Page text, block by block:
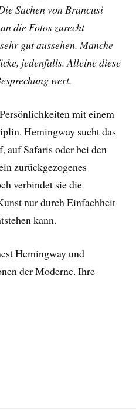
Sachen von Brancusi
die Fotos zurecht
gut aussehen. Manche
jedenfalls. Alleine diese
wert.
mit einem
Hemingway sucht das
auf Safaris oder bei den
zurückgezogenes
verbindet sie die
nur durch Einfachheit
kann.
Hemingway und
der Moderne. Ihre